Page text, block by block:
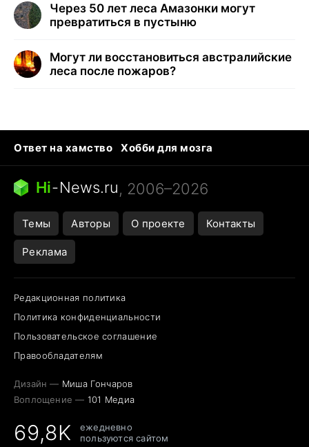
Через 50 лет леса Амазонки могут
превратиться в пустыню
Могут ли восстановиться австралийские
леса после пожаров?
Ответ на хамство
Хобби для мозга
Бензин 100 и 95
Тунцы в океанариуме
Следующая пандемия
Hi-News.ru, 2006–2026
Темы Авторы О проекте Контакты
Реклама
Редакционная политика
Политика конфиденциальности
Пользовательское соглашение
Правообладателям
Дизайн — Миша Гончаров
Воплощение — 101 Медиа
69,8K
ежедневно
пользуются сайтом